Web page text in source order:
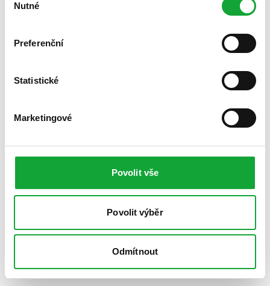
souhlasu
Nutné
Preferenční
Statistické
Marketingové
Povolit vše
Povolit výběr
Odmítnout